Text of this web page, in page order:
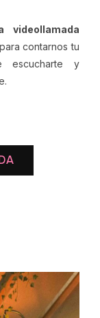
contarnos tu
escucharte y